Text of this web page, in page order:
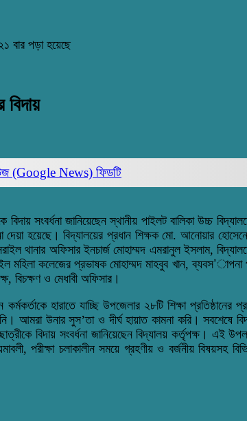
বার পড়া হয়েছে
বিদায়
(Google News) ফিডটি
বিদায় সংবর্ধনা জানিয়েছেন স্থানীয় পাইলট বালিকা উচ্চ
হয়েছে। বিদ্যালয়ের প্রধান শিক্ষক মো. আনোয়ার
থানার অফিসার ইনচার্জ মোহাম্মদ এমরানুল ইসলাম,
মহিলা কলেজের প্রভাষক মোহাম্মদ মাহবুব খান,
বিচক্ষণ ও মেধাবী অফিসার।
হারাতে যাচ্ছি উপজেলার ২৮টি শিক্ষা
উনার সুস’তা ও দীর্ঘ হায়াত কামনা করি। সবশেষে
বিদায় সংবর্ধনা জানিয়েছেন বিদ্যালয় কর্তৃপক্ষ। এই
পরীক্ষা চলাকালীন সময়ে গ্রহণীয় ও বর্জনীয় বিষয়সহ